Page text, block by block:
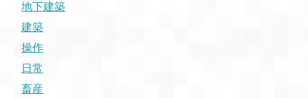
地下建築
建築
操作
日常
畜産